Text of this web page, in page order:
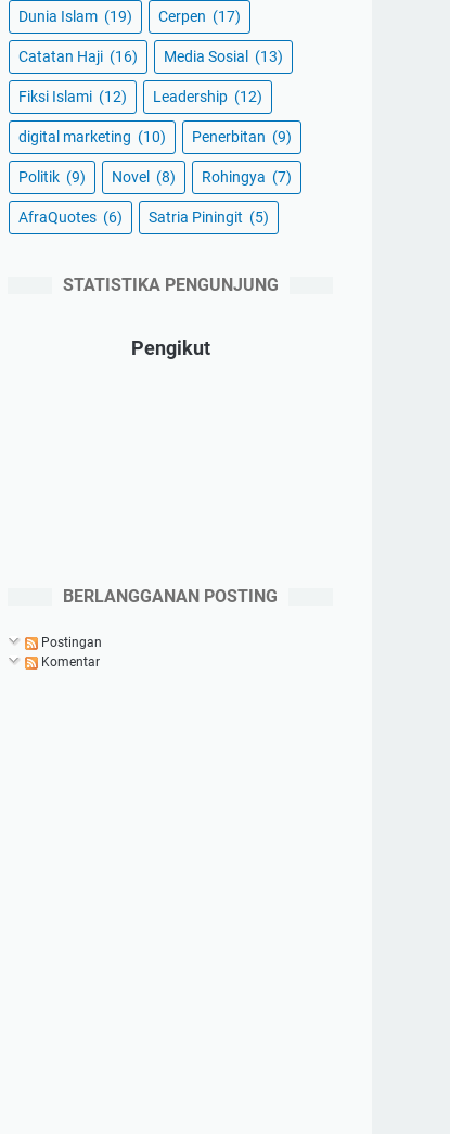
Dunia Islam (19) Cerpen (17)
Catatan Haji (16) Media Sosial (13)
Fiksi Islami (12) Leadership (12)
digital marketing (10) Penerbitan (9)
Politik (9) Novel (8) Rohingya (7)
AfraQuotes (6) Satria Piningit (5)
STATISTIKA PENGUNJUNG
Pengikut
BERLANGGANAN POSTING
Postingan
Komentar